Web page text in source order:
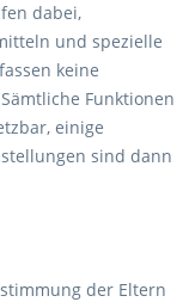
dabei,
und spezielle
keine
Funktionen
einige
sind dann
der Eltern